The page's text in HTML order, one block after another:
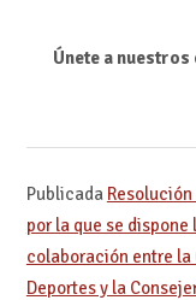
Únete a
Publicada
por la que se
colaboración entre la
Deportes y la